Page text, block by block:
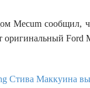
Mecum сообщил,
оригинальный Ford